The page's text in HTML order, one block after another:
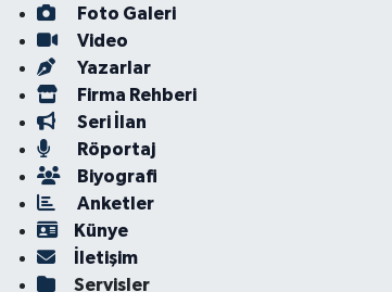
Foto Galeri
Video
Yazarlar
Firma Rehberi
Seri İlan
Röportaj
Biyografi
Anketler
Künye
İletişim
Servisler